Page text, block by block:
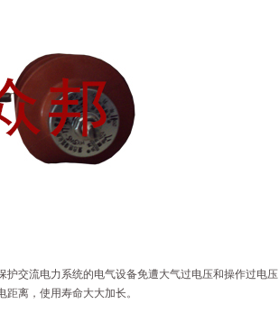
交流电力系统的电气设备免遭大气过电压和操作过电压
离，使用寿命大大加长。